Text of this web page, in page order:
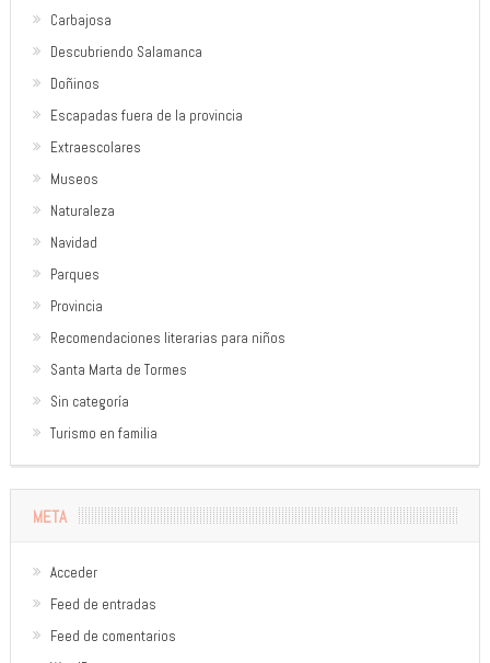
Carbajosa
Descubriendo Salamanca
Doñinos
Escapadas fuera de la provincia
Extraescolares
Museos
Naturaleza
Navidad
Parques
Provincia
Recomendaciones literarias para niños
Santa Marta de Tormes
Sin categoría
Turismo en familia
META
Acceder
Feed de entradas
Feed de comentarios